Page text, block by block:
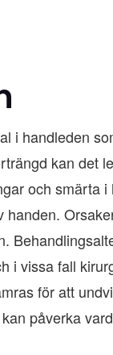
i handleden
kan det
och smärta
handen.
i vissa fall
för att
påverka